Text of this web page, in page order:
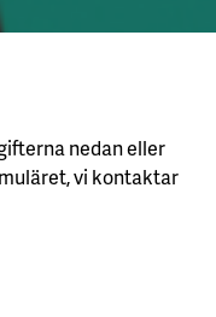
nedan eller
vi kontaktar